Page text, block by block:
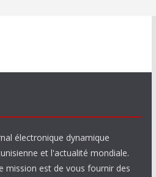
électronique dynamique
et l'actualité mondiale.
mission est de vous fournir des